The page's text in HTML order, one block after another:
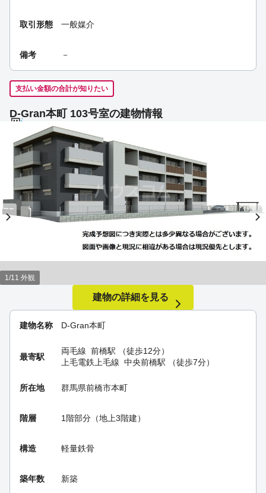
取引形態 一般媒介
備考 －
支払い金額の合計が知りたい
D-Gran本町 103号室の建物情報
建物名称 D-Gran本町
最寄駅
両毛線 前橋駅 （徒歩12分）
上毛電鉄上毛線 中央前橋駅 （徒歩7分）
所在地 群馬県前橋市本町
階層 1階部分（地上3階建）
構造 軽量鉄骨
築年数 新築
1/11 外観
建物の詳細を見る